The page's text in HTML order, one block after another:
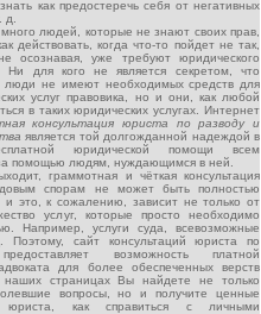
как предостеречь себя от негативных
д.
людей, которые не знают своих прав,
действовать, когда что-то пойдет не так,
осознавая, уже требуют юридического
Ни для кого не является секретом, что
люди не имеют необходимых средств для
услуг правовика, но и они, как любой
в таких юридических услугах. Интернет
консультация юриста по разводу и
является той долгожданной надеждой в
юридической помощи всем
помощью людям, нуждающимся в ней.
граммотная и чёткая консультация
спорам не может быть полностью
и это, к сожалению, зависит не только от
услуг, которые просто необходимо
Например, услуги суда, всевозможные
сайт консультаций юриста по
возможность платной
для более обеспеченных верств
страницах Вы найдете не только
вопросы, но и получите ценные
юриста, как справиться с личными